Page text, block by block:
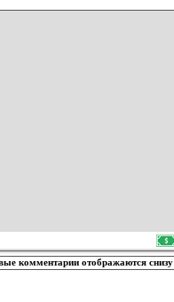
комментарии отображаются снизу